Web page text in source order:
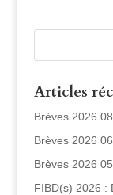
Articles
Brèves 2026
Brèves 2026
Brèves 2026
FIBD(s) 2026 :